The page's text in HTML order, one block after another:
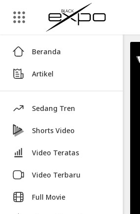
Artikel
Tips
Biar
Nggak
Gampang
Baper
Tips
Biar
Nggak
Gampang
Baper
Beranda
Artikel
Sedang Tren
Shorts Video
Video Teratas
Video Terbaru
Full Movie